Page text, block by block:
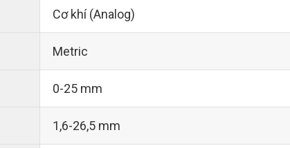
Cơ khí (Analog)
Metric
0-25 mm
1,6-26,5 mm